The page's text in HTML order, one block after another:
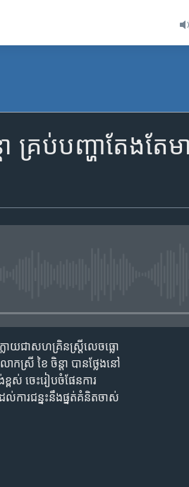
គ្រប់​​បញ្ហា​​តែងត
ាយជាសហគ្រិនស្រ្តីលេចធ្លោ
ស្រី ខៃ ចិន្តា បានថ្លែងនៅ
ពស់ ចេះរៀបចំផែនការ
ល់ការជន្នះនឹងផ្នត់គំនិតចាស់